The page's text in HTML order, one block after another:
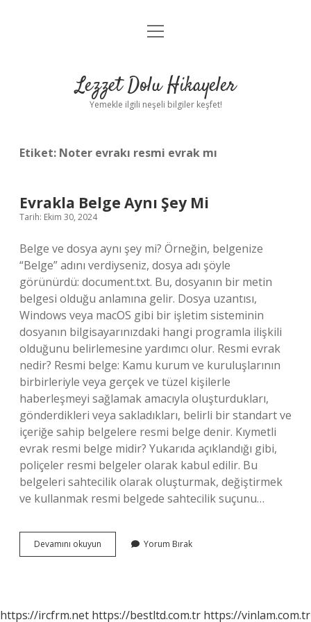
Anasayfa
Yasal Uyarı
menüyü
Lezzet Dolu Hikayeler
Yemekle ilgili neşeli bilgiler keşfet!
Etiket: Noter evrakı resmi evrak mı
Evrakla Belge Aynı Şey Mi
Tarih: Ekim 30, 2024
Belge ve dosya aynı şey mi? Örneğin, belgenize
“Belge” adını verdiyseniz, dosya adı şöyle
görünürdü: document.txt. Bu, dosyanın bir metin
belgesi olduğu anlamına gelir. Dosya uzantısı,
Windows veya macOS gibi bir işletim sisteminin
dosyanın bilgisayarınızdaki hangi programla ilişkili
olduğunu belirlemesine yardımcı olur. Resmi evrak
nedir? Resmi belge: Kamu kurum ve kuruluşlarının
birbirleriyle veya gerçek ve tüzel kişilerle
haberleşmeyi sağlamak amacıyla oluşturdukları,
gönderdikleri veya sakladıkları, belirli bir standart ve
içeriğe sahip belgelere resmi belge denir. Kıymetli
evrak resmi belge midir? Yukarıda açıklandığı gibi,
poliçeler resmi belgeler olarak kabul edilir. Bu
belgeleri sahtecilik olarak oluşturmak, değiştirmek
ve kullanmak resmi belgede sahtecilik suçunu…
Devamını okuyun
Belge
Yorum Bırak
https://ircfrm.net https://bestltd.com.tr https://vinlam.com.tr